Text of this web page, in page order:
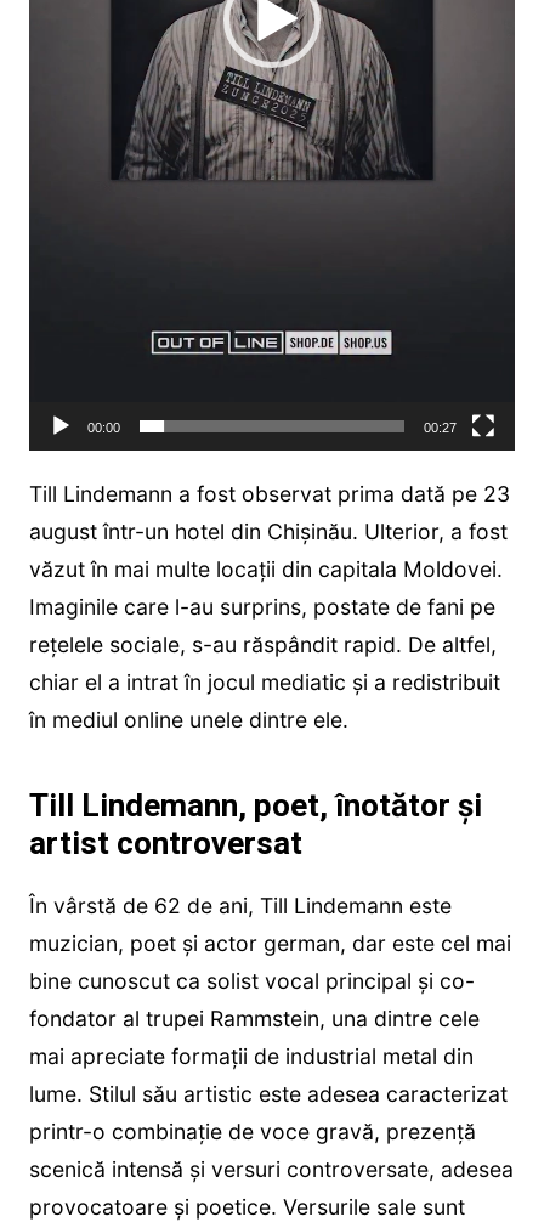
00:00 00:27
Till Lindemann a fost observat prima dată pe 23
august într-un hotel din Chișinău. Ulterior, a fost
văzut în mai multe locații din capitala Moldovei.
Imaginile care l-au surprins, postate de fani pe
rețelele sociale, s-au răspândit rapid. De altfel,
chiar el a intrat în jocul mediatic și a redistribuit
în mediul online unele dintre ele.
Till Lindemann, poet, înotător și
artist controversat
În vârstă de 62 de ani, Till Lindemann este
muzician, poet și actor german, dar este cel mai
bine cunoscut ca solist vocal principal și co-
fondator al trupei Rammstein, una dintre cele
mai apreciate formații de industrial metal din
lume. Stilul său artistic este adesea caracterizat
printr-o combinație de voce gravă, prezență
scenică intensă și versuri controversate, adesea
provocatoare și poetice. Versurile sale sunt